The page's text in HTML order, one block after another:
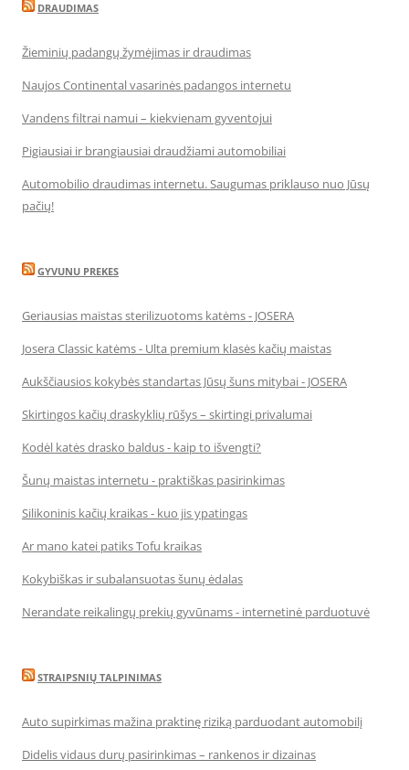
DRAUDIMAS
Žieminių padangų žymėjimas ir draudimas
Naujos Continental vasarinės padangos internetu
Vandens filtrai namui – kiekvienam gyventojui
Pigiausiai ir brangiausiai draudžiami automobiliai
Automobilio draudimas internetu. Saugumas priklauso nuo Jūsų
pačių!
GYVUNU PREKES
Geriausias maistas sterilizuotoms katėms - JOSERA
Josera Classic katėms - Ulta premium klasės kačių maistas
Aukščiausios kokybės standartas Jūsų šuns mitybai - JOSERA
Skirtingos kačių draskyklių rūšys – skirtingi privalumai
Kodėl katės drasko baldus - kaip to išvengti?
Šunų maistas internetu - praktiškas pasirinkimas
Silikoninis kačių kraikas - kuo jis ypatingas
Ar mano katei patiks Tofu kraikas
Kokybiškas ir subalansuotas šunų ėdalas
Nerandate reikalingų prekių gyvūnams - internetinė parduotuvė
STRAIPSNIŲ TALPINIMAS
Auto supirkimas mažina praktinę riziką parduodant automobilį
Didelis vidaus durų pasirinkimas – rankenos ir dizainas